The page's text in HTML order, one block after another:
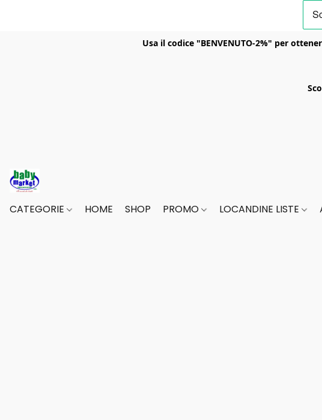
Usa il codice "BENVENUTO-2%" per
CATEGORIE HOME SHOP PROMO LOCANDINE LISTE